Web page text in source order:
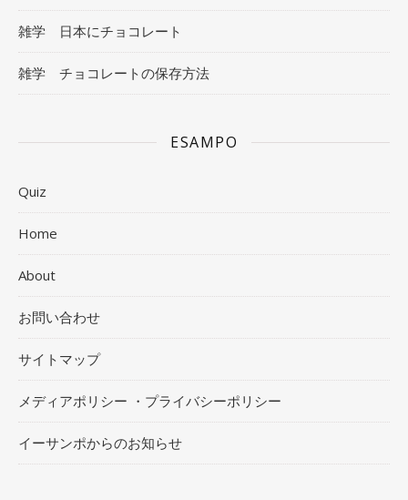
雑学 日本にチョコレート
雑学 チョコレートの保存方法
ESAMPO
Quiz
Home
About
お問い合わせ
サイトマップ
メディアポリシー ・プライバシーポリシー
イーサンポからのお知らせ